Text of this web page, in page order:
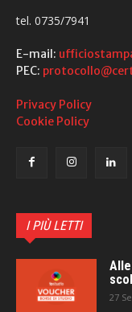
tel. 0735/7941
E-mail:
PEC:
Privacy Policy
Cookie Policy
I PIÙ LETTI
27